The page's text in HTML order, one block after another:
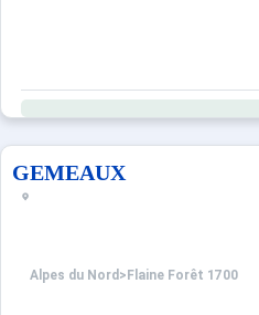
GEMEAUX
Alpes du Nord > Flaine Forêt 1700